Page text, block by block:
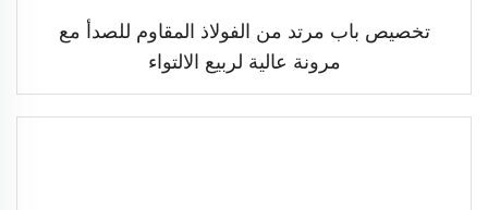
تخصيص باب مرتد من الفولاذ المقاوم للصدأ مع
مرونة عالية لربيع الالتواء